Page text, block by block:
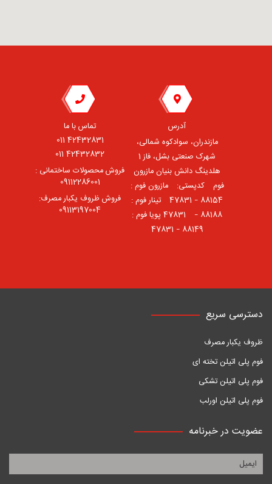
آدرس
مازندران، سوادکوه شمالی،
شهرک صنعتی بشل، فاز 1
هلدینگ دانش بنیان مازرون
فوم ⠀کدپستی: ⠀مازرون فوم :
88154 – 47831 ⠀تینار فوم :
88188 – 47831⠀ پویا فوم :
88149 – 47831
تماس با ما
42432831 011
42432832 011
فروش محصولات ساختمانی :
09112286001
فروش ظروف یکبار مصرف:
09113197004
دسترسی سریع
ظروف یکبار مصرف
فوم پلی اتیلن تخته ای
فوم پلی اتیلن تشکی
فوم پلی اتیلن اورلب
عضویت در خبرنامه